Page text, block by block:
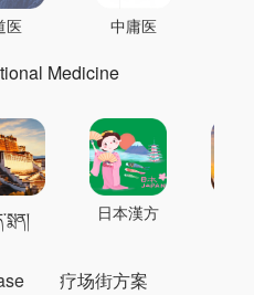
医 中庸医
Medicine
日本漢方
疗场街方案